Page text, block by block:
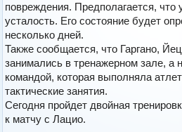
повреждения. Предполагается, что
усталость. Его состояние будет
несколько дней.
Также сообщается, что Гаргано,
занимались в тренажерном зале, а
командой, которая выполняла
тактические занятия.
Сегодня пройдет двойная
к матчу с Лацио.